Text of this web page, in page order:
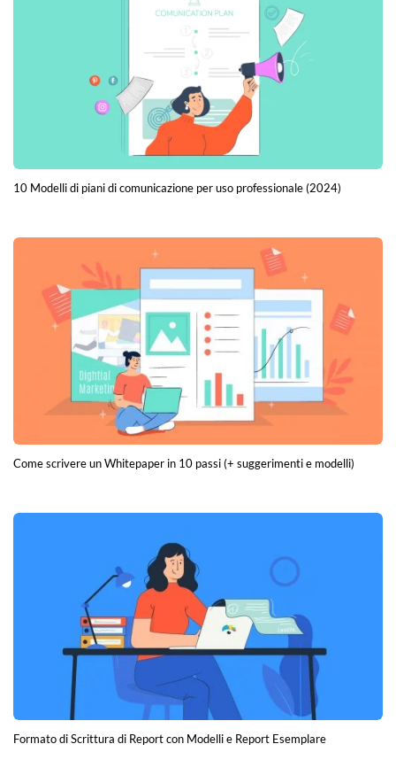
10 Modelli di piani di comunicazione per uso professionale (2024)
Come scrivere un Whitepaper in 10 passi (+ suggerimenti e modelli)
Formato di Scrittura di Report con Modelli e Report Esemplare